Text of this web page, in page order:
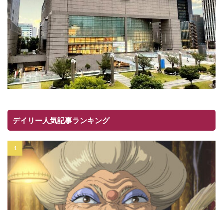
デイリー人気記事ランキング